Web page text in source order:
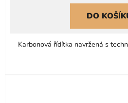
5,0
z
5
DO
Karbonová řídítka navržená s